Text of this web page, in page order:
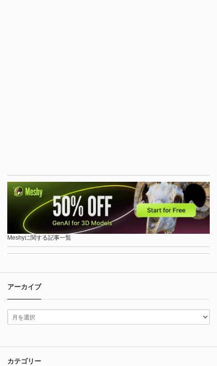
Meshyに関する記事一覧
アーカイブ
カテゴリー